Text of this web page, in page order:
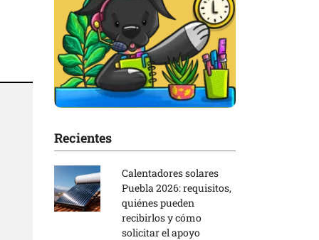
Recientes
Calentadores solares
Puebla 2026: requisitos,
quiénes pueden
recibirlos y cómo
solicitar el apoyo